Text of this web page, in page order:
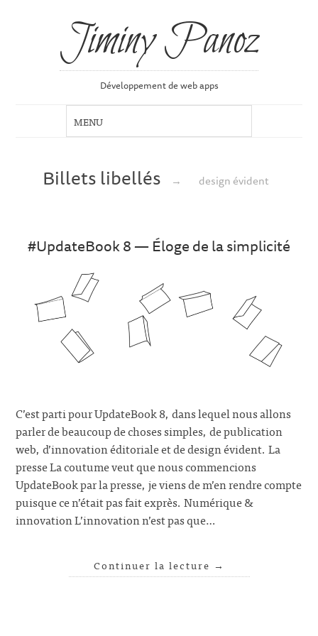
Jiminy Panoz
Développement de web apps
Billets libellés → design évident
#UpdateBook 8 — Éloge de la simplicité
C’est parti pour UpdateBook 8, dans lequel nous allons
parler de beaucoup de choses simples, de publication
web, d’innovation éditoriale et de design évident. La
presse La coutume veut que nous commencions
UpdateBook par la presse, je viens de m’en rendre compte
puisque ce n’était pas fait exprès. Numérique &
innovation L’innovation n’est pas que…
Continuer la lecture →